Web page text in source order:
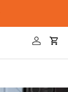
เข้าสู่ระบบ
รถเ